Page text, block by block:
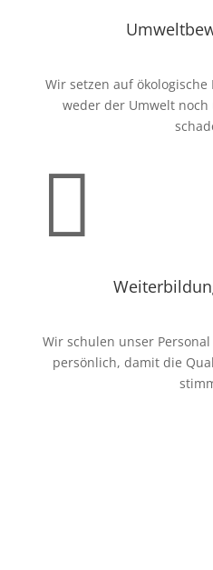
Wir setzen auf
weder der Umwelt

Wir schulen unser
persönlich, damit die